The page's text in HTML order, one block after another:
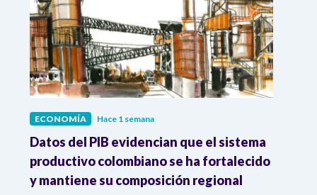
ECONOMÍA Hace 1 semana
Datos del PIB evidencian que el sistema
productivo colombiano se ha fortalecido
y mantiene su composición regional